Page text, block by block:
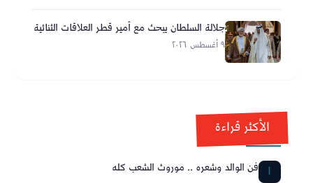
جلالة السلطان يبحث مع أمير قطر العلاقات الثنائية
٩ أغسطس ٢٠٢٦
الأكثر قراءة
1 فن الوالد وشعره .. موروث الشعب كله